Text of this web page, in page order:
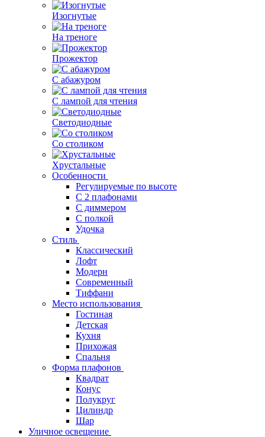
Изогнутые
На треноге
Прожектор
С абажуром
С лампой для чтения
Светодиодные
Со столиком
Хрустальные
Особенности
Регулируемые по высоте
С 2 плафонами
С диммером
С полкой
Удочка
Стиль
Классический
Лофт
Модерн
Современный
Тиффани
Место использования
Гостиная
Детская
Кухня
Прихожая
Спальня
Форма плафонов
Квадрат
Конус
Полукруг
Цилиндр
Шар
Уличное освещение